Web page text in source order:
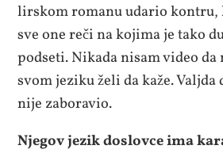
lirskom romanu udario kontru,
sve one reči na kojima je tako
podseti. Nikada nisam video da
svom jeziku želi da kaže.
nije zaboravio.
Njegov jezik doslovce ima